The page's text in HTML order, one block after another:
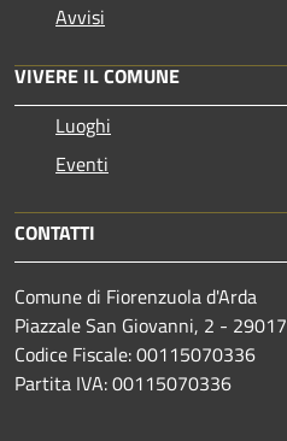
Avvisi
VIVERE IL COMUNE
Luoghi
Eventi
CONTATTI
Comune di Fiorenzuola d'Arda
Piazzale San Giovanni, 2 - 29017
Codice Fiscale: 00115070336
Partita IVA: 00115070336